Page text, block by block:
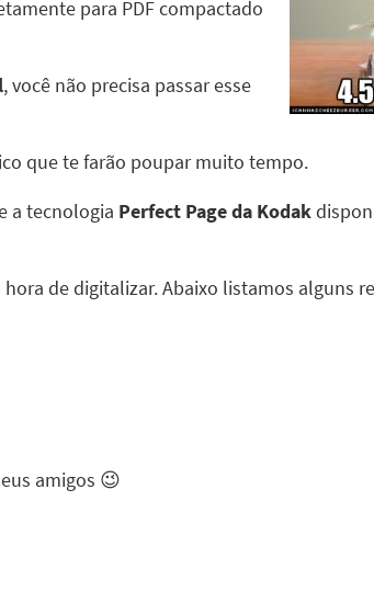
para PDF compactado
, você não precisa passar esse
que te farão poupar muito tempo.
a tecnologia Perfect Page da Kodak
de digitalizar. Abaixo listamos alguns
amigos 😉